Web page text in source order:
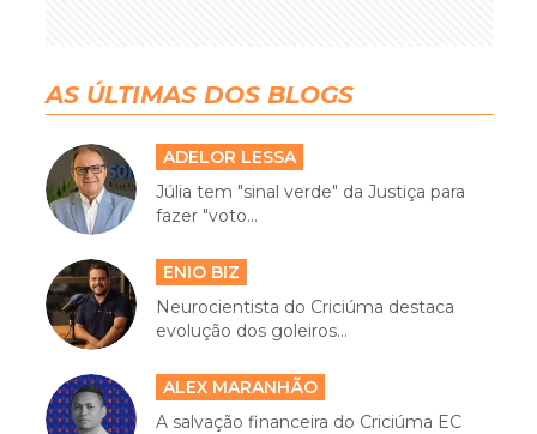
AS ÚLTIMAS DOS BLOGS
ADELOR LESSA
Júlia tem "sinal verde" da Justiça para
fazer "voto...
ENIO BIZ
Neurocientista do Criciúma destaca
evolução dos goleiros...
ALEX MARANHÃO
A salvação financeira do Criciúma EC